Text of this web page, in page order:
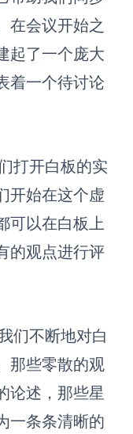
设计
画布
分析
计分卡
理四象限
力模型
在会议开始之
起了一个庞大
着一个待讨论
打开白板的实
开始在这个虚
可以在白板上
的观点进行评
们不断地对白
那些零散的观
论述，那些星
一条条清晰的